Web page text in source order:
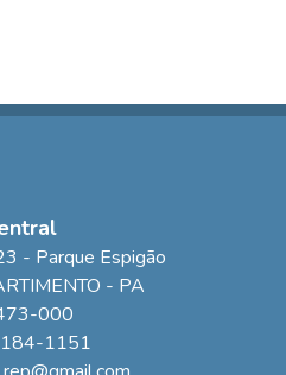
- Parque Espigão
- PA
000
1151